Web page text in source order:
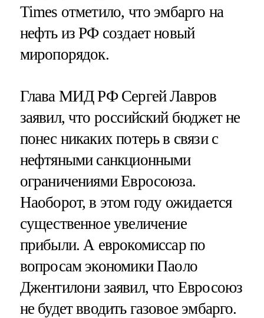
Times отметило, что эмбарго на
нефть из РФ создает новый
миропорядок.
Глава МИД РФ Сергей Лавров
заявил, что российский бюджет не
понес никаких потерь в связи с
нефтяными санкционными
ограничениями Евросоюза.
Наоборот, в этом году ожидается
существенное увеличение
прибыли. А еврокомиссар по
вопросам экономики Паоло
Джентилони заявил, что Евросоюз
не будет вводить газовое эмбарго.